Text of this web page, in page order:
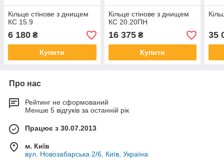
Кільце стінове з днищем
КС 15.9
6 180 ₴
Купити
Кільце стінове з днищем
КС 20.20ПН
16 375₴
Купити
35
Про нас
Рейтинг не сформований
Менше 5 відгуків за останній рік
Працює з 30.07.2013
м. Київ
вул. Новозабарська 2/6, Київ, Україна